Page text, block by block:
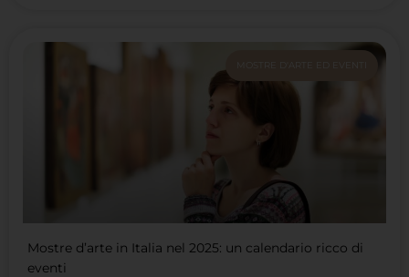
MOSTRE D'ARTE ED EVENTI
Mostre d’arte in Italia nel 2025: un calendario ricco di
eventi